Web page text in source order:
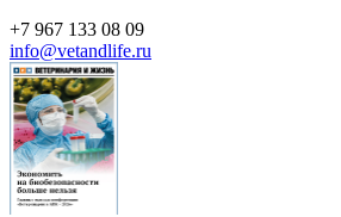
+7 967 133 08 09
info@vetandlife.ru